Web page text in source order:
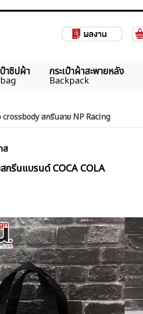
าซิปผ้า กระเป๋าผ้าสะพายหลัง
Backpack
crossbody สกรีนลาย NP Racing
ส
กรีนแบรนด์ COCA COLA